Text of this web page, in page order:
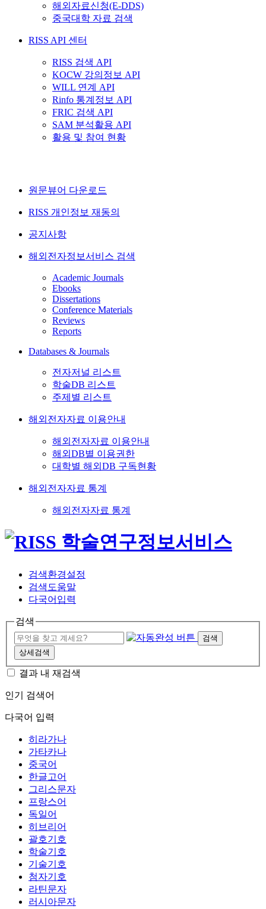
해외자료신청(E-DDS)
중국대학 자료 검색
RISS API 센터
RISS 검색 API
KOCW 강의정보 API
WILL 연계 API
Rinfo 통계정보 API
FRIC 검색 API
SAM 분석활용 API
활용 및 참여 현황
원문뷰어 다운로드
RISS 개인정보 재동의
공지사항
해외전자정보서비스 검색
Academic Journals
Ebooks
Dissertations
Conference Materials
Reviews
Reports
Databases & Journals
전자저널 리스트
학술DB 리스트
주제별 리스트
해외전자자료 이용안내
해외전자자료 이용안내
해외DB별 이용권한
대학별 해외DB 구독현황
해외전자자료 통계
해외전자자료 통계
검색환경설정
검색도움말
다국어입력
검색
검색
상세검색
결과 내 재검색
인기 검색어
다국어 입력
히라가나
가타카나
중국어
한글고어
그리스문자
프랑스어
독일어
히브리어
괄호기호
학술기호
기술기호
첨자기호
라틴문자
러시아문자